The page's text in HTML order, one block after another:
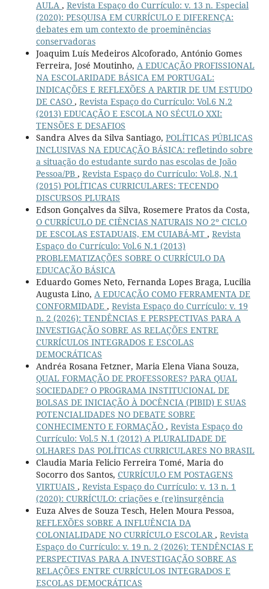
AULA , Revista Espaço do Currículo: v. 13 n. Especial
(2020): PESQUISA EM CURRÍCULO E DIFERENÇA:
debates em um contexto de proeminências
conservadoras
Joaquim Luís Medeiros Alcoforado, António Gomes
Ferreira, José Moutinho, A EDUCAÇÃO PROFISSIONAL
NA ESCOLARIDADE BÁSICA EM PORTUGAL:
INDICAÇÕES E REFLEXÕES A PARTIR DE UM ESTUDO
DE CASO , Revista Espaço do Currículo: Vol.6 N.2
(2013) EDUCAÇÃO E ESCOLA NO SÉCULO XXI:
TENSÕES E DESAFIOS
Sandra Alves da Silva Santiago, POLÍTICAS PÚBLICAS
INCLUSIVAS NA EDUCAÇÃO BÁSICA: refletindo sobre
a situação do estudante surdo nas escolas de João
Pessoa/PB , Revista Espaço do Currículo: Vol.8, N.1
(2015) POLÍTICAS CURRICULARES: TECENDO
DISCURSOS PLURAIS
Edson Gonçalves da Silva, Rosemere Pratos da Costa,
O CURRÍCULO DE CIÊNCIAS NATURAIS NO 2º CICLO
DE ESCOLAS ESTADUAIS, EM CUIABÁ-MT , Revista
Espaço do Currículo: Vol.6 N.1 (2013)
PROBLEMATIZAÇÕES SOBRE O CURRÍCULO DA
EDUCAÇÃO BÁSICA
Eduardo Gomes Neto, Fernanda Lopes Braga, Lucilia
Augusta Lino, A EDUCAÇÃO COMO FERRAMENTA DE
CONFORMIDADE , Revista Espaço do Currículo: v. 19
n. 2 (2026): TENDÊNCIAS E PERSPECTIVAS PARA A
INVESTIGAÇÃO SOBRE AS RELAÇÕES ENTRE
CURRÍCULOS INTEGRADOS E ESCOLAS
DEMOCRÁTICAS
Andréa Rosana Fetzner, Maria Elena Viana Souza,
QUAL FORMAÇÃO DE PROFESSORES? PARA QUAL
SOCIEDADE? O PROGRAMA INSTITUCIONAL DE
BOLSAS DE INICIAÇÃO À DOCÊNCIA (PIBID) E SUAS
POTENCIALIDADES NO DEBATE SOBRE
CONHECIMENTO E FORMAÇÃO , Revista Espaço do
Currículo: Vol.5 N.1 (2012) A PLURALIDADE DE
OLHARES DAS POLÍTICAS CURRICULARES NO BRASIL
Claudia Maria Felicio Ferreira Tomé, Maria do
Socorro dos Santos, CURRÍCULO EM POSTAGENS
VIRTUAIS , Revista Espaço do Currículo: v. 13 n. 1
(2020): CURRÍCULO: criações e (re)insurgência
Euza Alves de Souza Tesch, Helen Moura Pessoa,
REFLEXÕES SOBRE A INFLUÊNCIA DA
COLONIALIDADE NO CURRÍCULO ESCOLAR, Revista
Espaço do Currículo: v. 19 n. 2 (2026): TENDÊNCIAS E
PERSPECTIVAS PARA A INVESTIGAÇÃO SOBRE AS
RELAÇÕES ENTRE CURRÍCULOS INTEGRADOS E
ESCOLAS DEMOCRÁTICAS